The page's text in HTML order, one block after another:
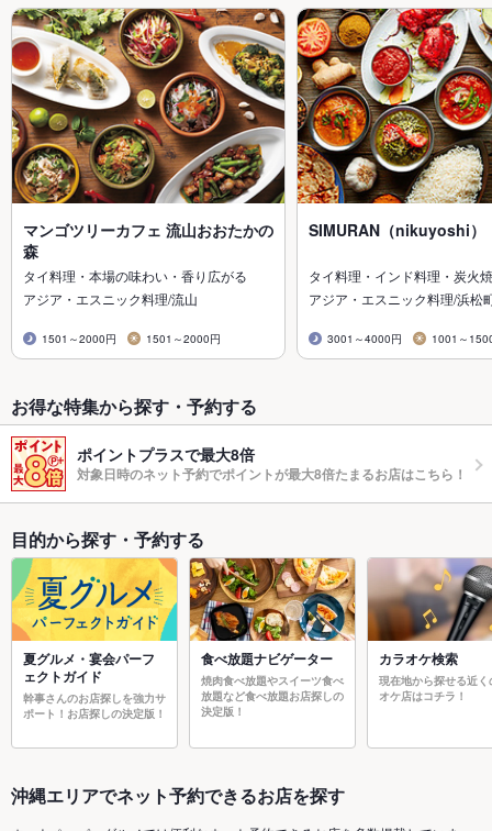
マンゴツリーカフェ 流山おおたかの
森
タイ料理・本場の味わい・香り広がる
アジア・エスニック料理/流山
1501～2000円 1501～2000円
SIMURAN（nikuyoshi）
タイ料理・インド料理・炭火
アジア・エスニック料理/浜松
3001～4000円 1001～
お得な特集から探す・予約する
ポイントプラスで最大8倍
対象日時のネット予約でポイントが最大8倍たまるお店はこちら！
目的から探す・予約する
夏グルメ・宴会パーフ
ェクトガイド
幹事さんのお店探しを強力サ
ポート！お店探しの決定版！
食べ放題ナビゲーター
焼肉食べ放題やスイーツ食べ
放題など食べ放題お店探しの
決定版！
カラオケ検索
現在地から探せる近く
オケ店はコチラ！
沖縄エリアでネット予約できるお店を探す